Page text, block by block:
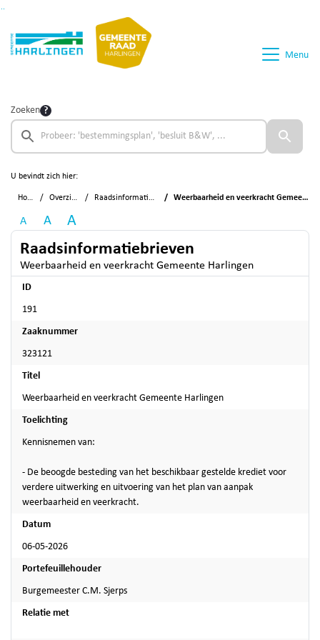
Menu
Zoeken
U bevindt zich hier:
Home Overzichten Raadsinformatiebrieven Weerbaarheid en veerkracht Gemeente Harlingen
A A A
Raadsinformatiebrieven
Weerbaarheid en veerkracht Gemeente Harlingen
ID
191
Zaaknummer
323121
Titel
Weerbaarheid en veerkracht Gemeente Harlingen
Toelichting
Kennisnemen van:
- De beoogde besteding van het beschikbaar gestelde krediet voor
verdere uitwerking en uitvoering van het plan van aanpak
weerbaarheid en veerkracht.
Datum
06-05-2026
Portefeuillehouder
Burgemeester C.M. Sjerps
Relatie met